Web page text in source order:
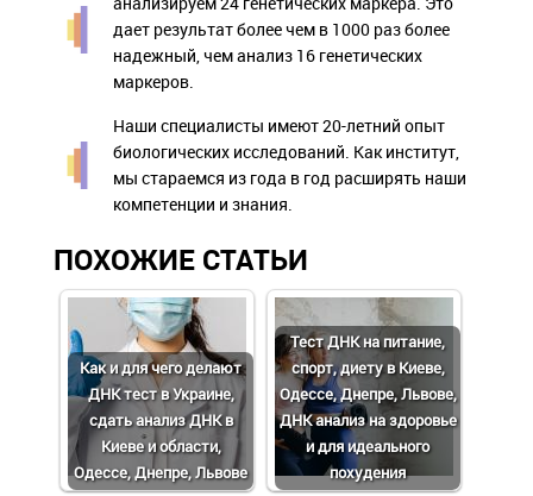
дает результат более чем в 1000 раз более
надежный, чем анализ 16 генетических
маркеров.
Наши специалисты имеют 20-летний опыт
биологических исследований. Как институт,
мы стараемся из года в год расширять наши
компетенции и знания.
ПОХОЖИЕ СТАТЬИ
Как и для чего делают
ДНК тест в Украине,
сдать анализ ДНК в
Киеве и области,
Одессе, Днепре, Львове
Тест ДНК на питание,
спорт, диету в Киеве,
Одессе, Днепре, Львове,
ДНК анализ на здоровье
и для идеального
похудения